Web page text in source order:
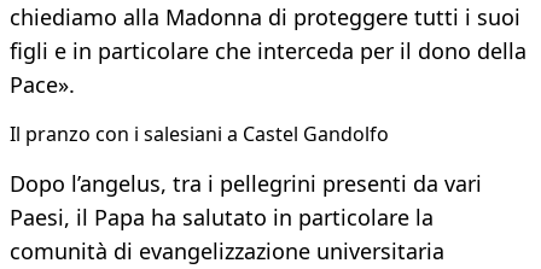
chiediamo alla Madonna di proteggere tutti i suoi
figli e in particolare che interceda per il dono della
Pace».
Il pranzo con i salesiani a Castel Gandolfo
Dopo l’angelus, tra i pellegrini presenti da vari
Paesi, il Papa ha salutato in particolare la
comunità di evangelizzazione universitaria